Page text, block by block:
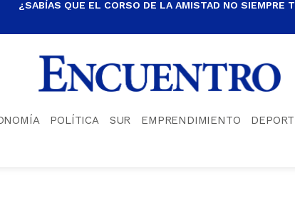
¿SABÍAS QUE EL CORSO DE LA AMISTAD NO SIEMPRE
POLÍTICA SUR EMPRENDIMIENTO